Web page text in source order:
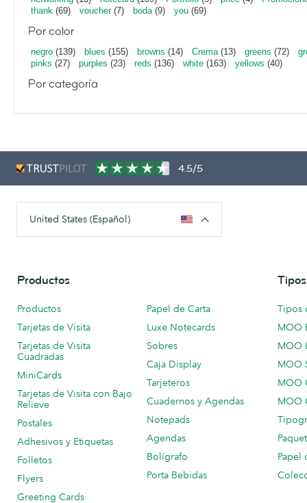
thank (69) voucher(7) boda(9) you (69)
Por color
negro (139) blues (155) browns (14) Crema(13) greens (72)
pinks (27) purples (23) reds (136) white (163) yellows (40)
Por categoría
4.5/5
United States (Español)
Productos
Productos
Tarjetas de Visita
Tarjetas de Visita
Cuadradas
MiniCards
Tarjetas de Visita con Bajo
Relieve
Postales
Adhesivos y Etiquetas
Folletos
Flyers
Greeting Cards
Papel de Carta
Luxe Notecards
Sobres
Caja Display
Tarjeteros
Cuadernos y Agendas
Notepads
Agendas
Bolígrafo
Porta Bebidas
Tipos
MOO
MOO
MOO
MOO
MOO
Papel